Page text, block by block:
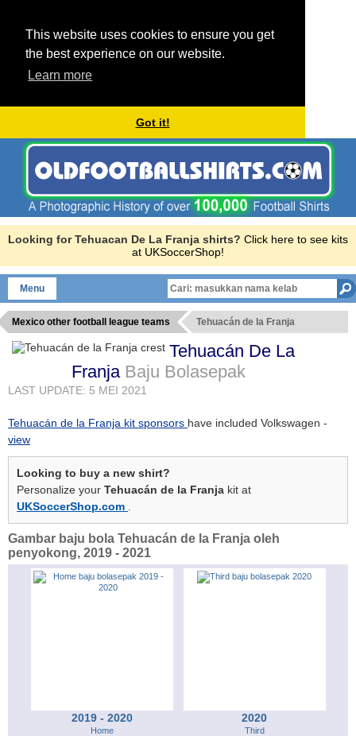
This website uses cookies to ensure you get
the best experience on our website.
Learn more
Got it!
Looking for Tehuacan De La Franja shirts? Click here to see kits
at UKSoccerShop!
Menu
Mexico other football league teams Tehuacán de la Franja
Tehuacán De La
Franja Baju Bolasepak
LAST UPDATE: 5 MEI 2021
Tehuacán de la Franja kit sponsors have included Volkswagen -
view
Looking to buy a new shirt?
Personalize your Tehuacán de la Franja kit at
UKSoccerShop.com
Gambar baju bola Tehuacán de la Franja oleh
penyokong, 2019 - 2021
2019 - 2020
Home
2020
Third